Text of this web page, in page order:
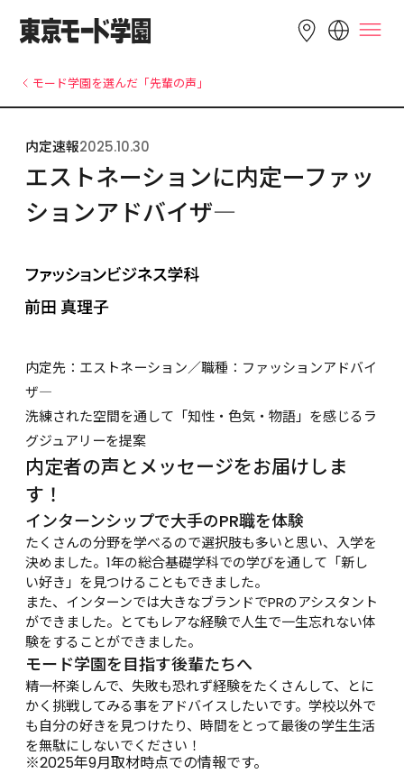
English 简体中文 繁體中文
한국어 Tiếng Việt
Indonesia
モード学園を選んだ「先輩の声」
内定速報2025.10.30
エストネーションに内定ーファッ
ションアドバイザ―
内定先：エストネーション／職種：ファッションアドバイ
ザ―
洗練された空間を通して「知性・色気・物語」を感じるラ
グジュアリーを提案
内定者の声とメッセージをお届けしま
す！
インターンシップで大手のPR職を体験
たくさんの分野を学べるので選択肢も多いと思い、入学を
決めました。1年の総合基礎学科での学びを通して「新し
い好き」を見つけることもできました。
また、インターンでは大きなブランドでPRのアシスタント
ができました。とてもレアな経験で人生で一生忘れない体
験をすることができました。
モード学園を目指す後輩たちへ
精一杯楽しんで、失敗も恐れず経験をたくさんして、とに
かく挑戦してみる事をアドバイスしたいです。学校以外で
も自分の好きを見つけたり、時間をとって最後の学生生活
を無駄にしないでください！
※2025年9月取材時点での情報です。